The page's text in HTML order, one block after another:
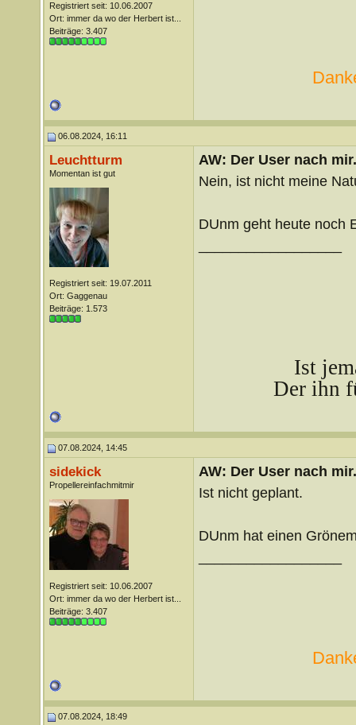
Registriert seit: 10.06.2007
Ort: immer da wo der Herbert ist...
Beiträge: 3.407
06.08.2024, 16:11
Leuchtturm
Momentan ist gut
Registriert seit: 19.07.2011
Ort: Gaggenau
Beiträge: 1.573
AW: Der User nach
Nein, ist nicht meine
DUnm geht heute noch
Ist
Der ihn
07.08.2024, 14:45
sidekick
Propellereinfachmitmir
Registriert seit: 10.06.2007
Ort: immer da wo der Herbert ist...
Beiträge: 3.407
AW: Der User nach
Ist nicht geplant.
DUnm hat einen
07.08.2024, 18:49